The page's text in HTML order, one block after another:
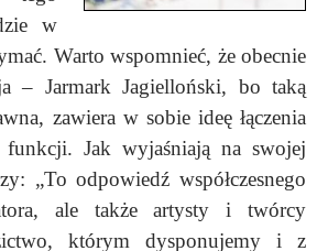
w
Warto wspomnieć, że obecnie
– Jarmark Jagielloński, bo taką
zawiera w sobie ideę łączenia
Jak wyjaśniają na swojej
„To odpowiedź współczesnego
ale także artysty i twórcy
którym dysponujemy i z